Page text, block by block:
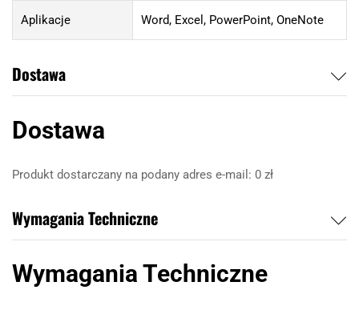
Aplikacje Word, Excel, PowerPoint, OneNote
Dostawa
Dostawa
Produkt dostarczany na podany adres e-mail: 0 zł
Wymagania Techniczne
Wymagania Techniczne